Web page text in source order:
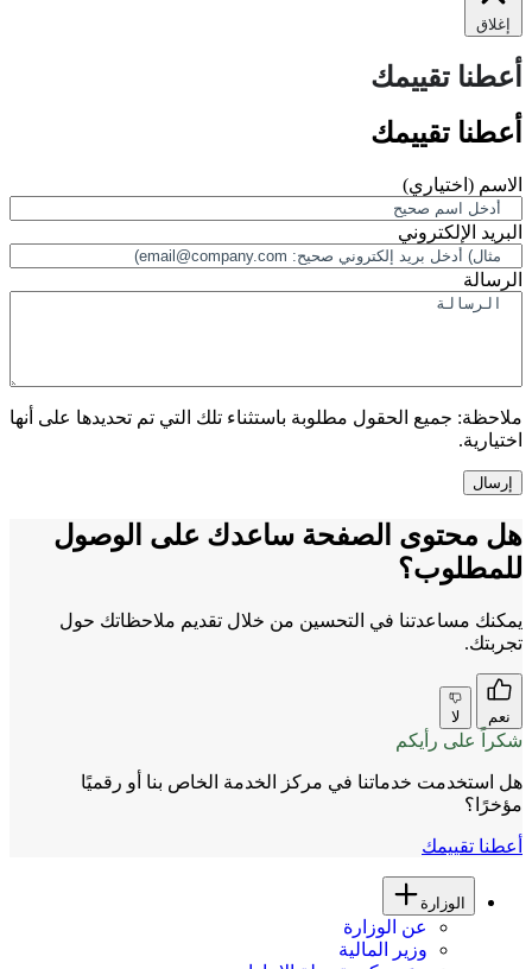
إغلاق
أعطنا تقييمك
أعطنا تقييمك
الاسم (اختياري)
البريد الإلكتروني
الرسالة
ملاحظة: جميع الحقول مطلوبة باستثناء تلك التي تم تحديدها على أنها
اختيارية.
هل محتوى الصفحة ساعدك على الوصول
للمطلوب؟
يمكنك مساعدتنا في التحسين من خلال تقديم ملاحظاتك حول
تجربتك.
نعم لا
شكراً على رأيكم
هل استخدمت خدماتنا في مركز الخدمة الخاص بنا أو رقميًا
مؤخرًا؟
أعطنا تقييمك
الوزارة
عن الوزارة
وزير المالية